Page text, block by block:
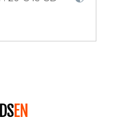
EN